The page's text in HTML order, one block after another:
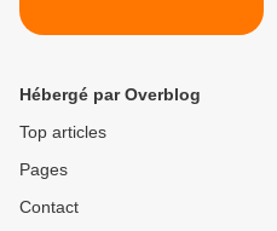
Hébergé par Overblog
Top articles
Pages
Contact